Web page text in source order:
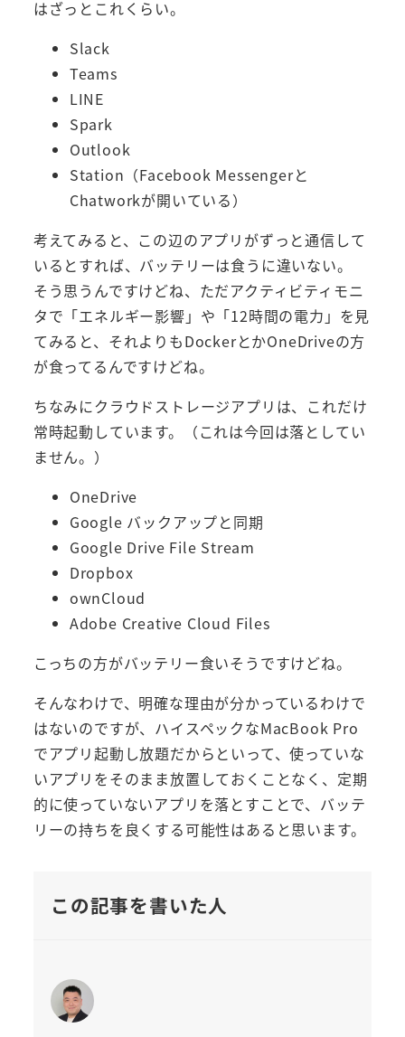
はざっとこれくらい。
Slack
Teams
LINE
Spark
Outlook
Station（Facebook Messengerと
Chatworkが開いている）
考えてみると、この辺のアプリがずっと通信して
いるとすれば、バッテリーは食うに違いない。
そう思うんですけどね、ただアクティビティモニ
タで「エネルギー影響」や「12時間の電力」を見
てみると、それよりもDockerとかOneDriveの方
が食ってるんですけどね。
ちなみにクラウドストレージアプリは、これだけ
常時起動しています。（これは今回は落としてい
ません。）
OneDrive
Google バックアップと同期
Google Drive File Stream
Dropbox
ownCloud
Adobe Creative Cloud Files
こっちの方がバッテリー食いそうですけどね。
そんなわけで、明確な理由が分かっているわけで
はないのですが、ハイスペックなMacBook Pro
でアプリ起動し放題だからといって、使っていな
いアプリをそのまま放置しておくことなく、定期
的に使っていないアプリを落とすことで、バッテ
リーの持ちを良くする可能性はあると思います。
この記事を書いた人